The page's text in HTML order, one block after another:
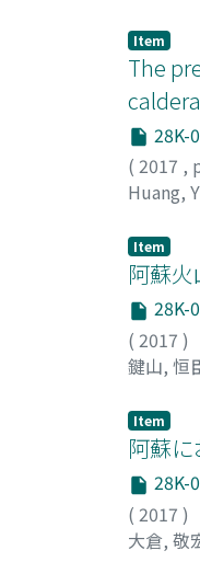
Item
The
caldera
28K-
( 2017 ,
Huang,
Item
阿蘇
28K-
( 2017 )
鍵山, 恒
Item
阿蘇
28K-
( 2017 )
大倉, 敬